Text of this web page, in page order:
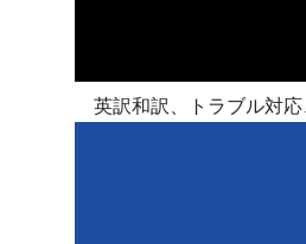
英訳和訳、トラブル対